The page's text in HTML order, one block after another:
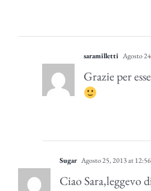
saramilletti Agosto
Grazie per
Sugar Agosto 25, 2013 at
Ciao Sara,leggevo